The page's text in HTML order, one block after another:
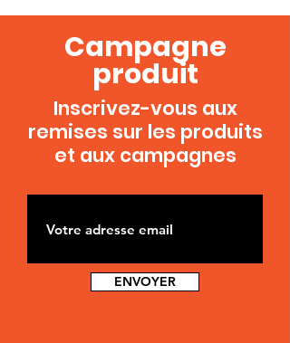
Campagne
produit
Inscrivez-vous aux
remises sur les produits
et aux campagnes
ENVOYER